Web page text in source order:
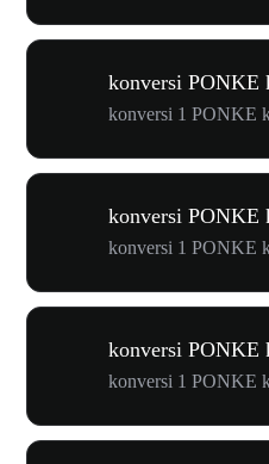
konversi PONKE
konversi 1 PONKE
konversi PONKE
konversi 1 PONKE
konversi PONKE
konversi 1 PONKE